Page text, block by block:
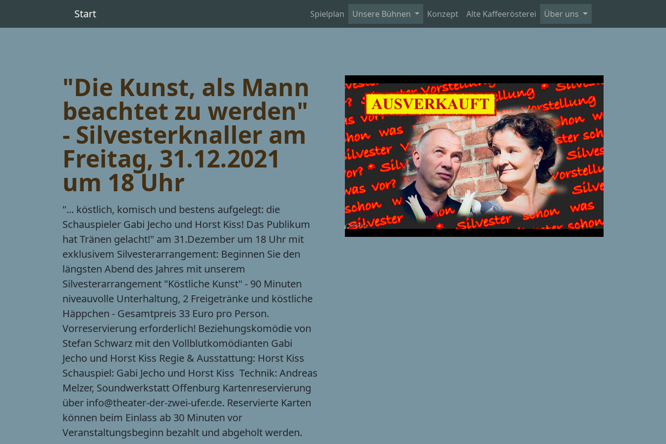
Start Spielplan Unsere Bühnen Konzept Alte Kaffeerösterei Über uns
"Die Kunst, als Mann
beachtet zu werden"
- Silvesterknaller am
Freitag, 31.12.2021
um 18 Uhr
"... köstlich, komisch und bestens aufgelegt: die
Schauspieler Gabi Jecho und Horst Kiss! Das Publikum
hat Tränen gelacht!" am 31.Dezember um 18 Uhr mit
exklusivem Silvesterarrangement: Beginnen Sie den
längsten Abend des Jahres mit unserem
Silvesterarrangement "Köstliche Kunst" - 90 Minuten
niveauvolle Unterhaltung, 2 Freigetränke und köstliche
Häppchen - Gesamtpreis 33 Euro pro Person.
Vorreservierung erforderlich! Beziehungskomödie von
Stefan Schwarz mit den Vollblutkomödianten Gabi
Jecho und Horst Kiss Regie & Ausstattung: Horst Kiss
Schauspiel: Gabi Jecho und Horst Kiss Technik: Andreas
Melzer, Soundwerkstatt Offenburg Kartenreservierung
über info@theater-der-zwei-ufer.de. Reservierte Karten
können beim Einlass ab 30 Minuten vor
Veranstaltungsbeginn bezahlt und abgeholt werden.